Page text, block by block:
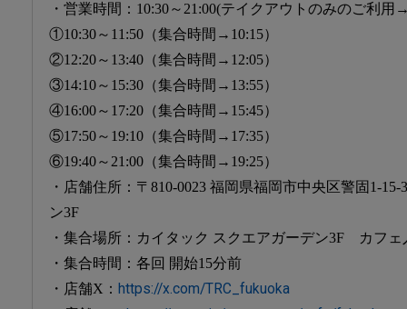
・営業時間：10:30～21:00(テイクアウトのみのご利用
①10:30～11:50（集合時間→10:15）
②12:20～13:40（集合時間→12:05）
③14:10～15:30（集合時間→13:55）
④16:00～17:20（集合時間→15:45）
⑤17:50～19:10（集合時間→17:35）
⑥19:40～21:00（集合時間→19:25）
・店舗住所：〒810-0023 福岡県福岡市中央区警固1-
ン3F
・集合場所：カイタック スクエアガーデン3F カフェ
・集合時間：各回 開始15分前
・店舗X： https://x.com/TRC_fukuoka